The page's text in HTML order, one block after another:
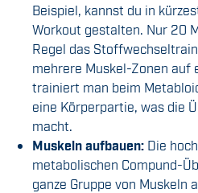
Beispiel, kannst du in
Workout gestalten. Nur 20
Regel das
mehrere Muskel-Zonen auf
trainiert man beim
eine Körperpartie, was die
macht.
Muskeln aufbauen: Die
metabolischen Compund-
ganze Gruppe von Muskeln